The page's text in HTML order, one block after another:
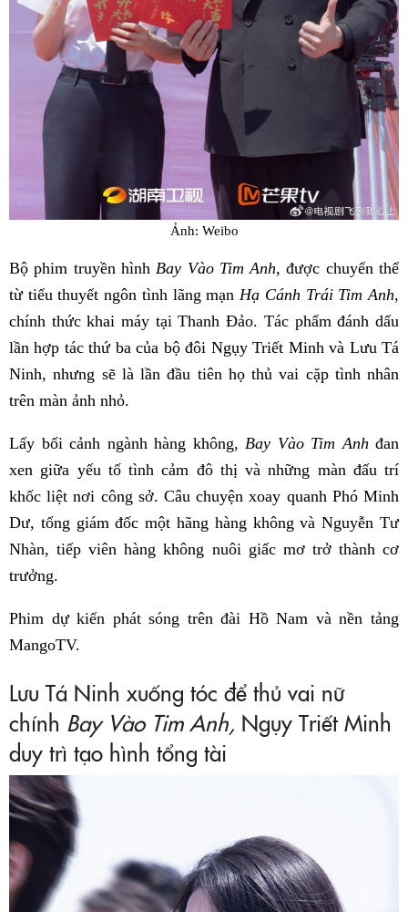
Ảnh: Weibo
Bộ phim truyền hìnhBay Vào Tim Anh,được chuyển thể
từ tiểu thuyết ngôn tình lãng mạnHạ Cánh Trái Tim Anh,
chính thức khai máy tại Thanh Đảo. Tác phẩm đánh dấu
lần hợp tác thứ ba của bộ đôi Ngụy Triết Minh và Lưu Tá
Ninh, nhưng sẽ là lần đầu tiên họ thủ vai cặp tình nhân
trên màn ảnh nhỏ.
Lấy bối cảnh ngành hàng không, Bay Vào Tim Anh đan
xen giữa yếu tố tình cảm đô thị và những màn đấu trí
khốc liệt nơi công sở. Câu chuyện xoay quanh Phó Minh
Dư, tổng giám đốc một hãng hàng không và Nguyễn Tư
Nhàn, tiếp viên hàng không nuôi giấc mơ trở thành cơ
trưởng.
Phim dự kiến phát sóng trên đài Hồ Nam và nền tảng
MangoTV.
Lưu Tá Ninh xuống tóc để thủ vai nữ
chính Bay Vào Tim Anh, Ngụy Triết Minh
duy trì tạo hình tổng tài